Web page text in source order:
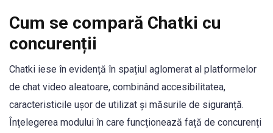
Cum se compară Chatki cu
concurenții
Chatki iese în evidență în spațiul aglomerat al platformelor
de chat video aleatoare, combinând accesibilitatea,
caracteristicile ușor de utilizat și măsurile de siguranță.
Înțelegerea modului în care funcționează față de concurenți